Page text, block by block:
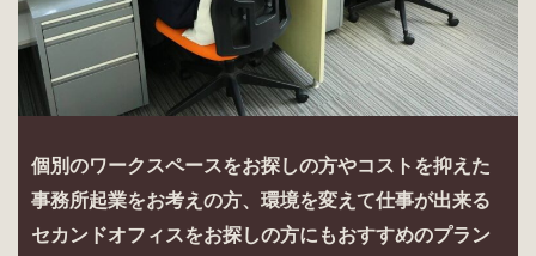
個別のワークスペースをお探しの方やコストを抑えた
事務所起業をお考えの方、環境を変えて仕事が出来る
セカンドオフィスをお探しの方にもおすすめのプラン